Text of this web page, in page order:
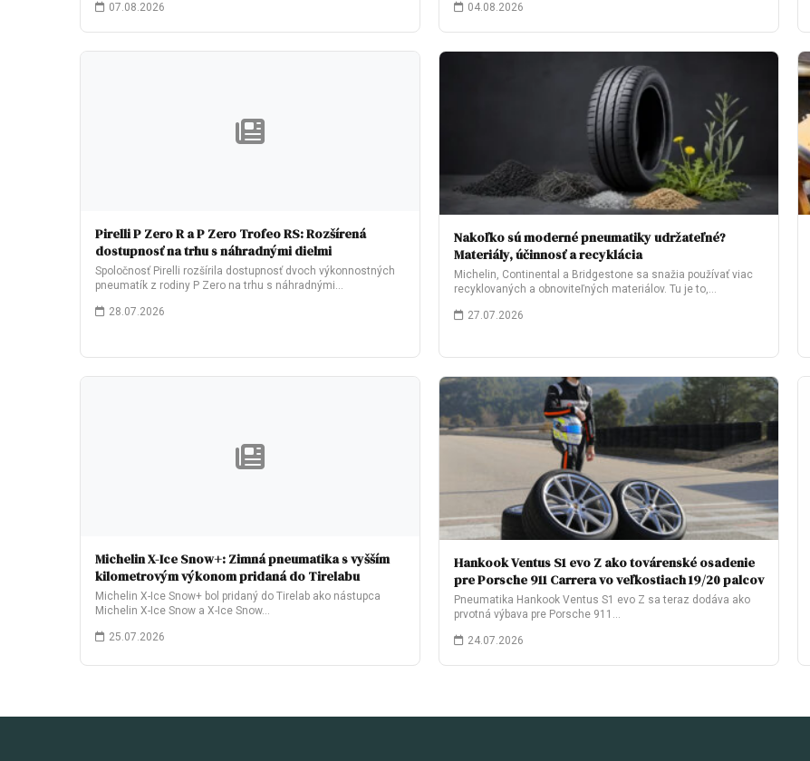
07.08.2026 04.08.2026
Pirelli P Zero R a P Zero Trofeo RS: Rozšírená
dostupnosť na trhu s náhradnými dielmi
Spoločnosť Pirelli rozšírila dostupnosť dvoch výkonnostných
pneumatík z rodiny P Zero na trhu s náhradnými…
28.07.2026
Nakoľko sú moderné pneumatiky udržateľné?
Materiály, účinnosť a recyklácia
Michelin, Continental a Bridgestone sa snažia používať viac
recyklovaných a obnoviteľných materiálov. Tu je to,…
27.07.2026
Michelin X-Ice Snow+: Zimná pneumatika s vyšším
kilometrovým výkonom pridaná do Tirelabu
Michelin X-Ice Snow+ bol pridaný do Tirelab ako nástupca
Michelin X-Ice Snow a X-Ice Snow…
25.07.2026
Hankook Ventus S1 evo Z ako továrenské osadenie
pre Porsche 911 Carrera vo veľkostiach 19/20 palcov
Pneumatika Hankook Ventus S1 evo Z sa teraz dodáva ako
prvotná výbava pre Porsche 911…
24.07.2026